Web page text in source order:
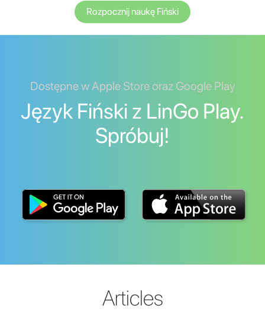
Rozpocznij naukę Fiński
Dostępne w Apple Store oraz Google Play
Język Fiński z LinGo Play.
Spróbuj!
Articles